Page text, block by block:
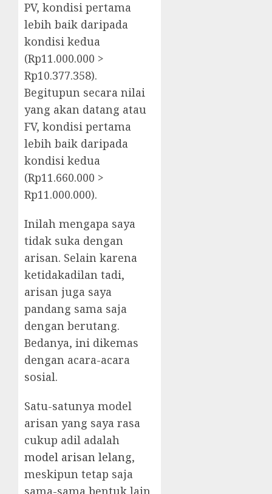
PV, kondisi pertama
lebih baik daripada
kondisi kedua
(Rp11.000.000 >
Rp10.377.358).
Begitupun secara nilai
yang akan datang atau
FV, kondisi pertama
lebih baik daripada
kondisi kedua
(Rp11.660.000 >
Rp11.000.000).
Inilah mengapa saya
tidak suka dengan
arisan. Selain karena
ketidakadilan tadi,
arisan juga saya
pandang sama saja
dengan berutang.
Bedanya, ini dikemas
dengan acara-acara
sosial.
Satu-satunya model
arisan yang saya rasa
cukup adil adalah
model arisan lelang,
meskipun tetap saja
sama-sama bentuk lain